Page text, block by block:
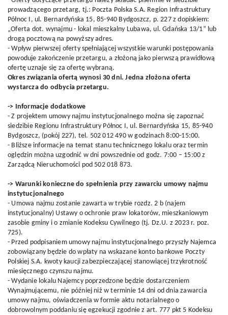
prowadzącego przetarg, tj.: Poczta Polska S.A. Region Infrastruktury
Północ I, ul. Bernardyńska 15, 85-940 Bydgoszcz, p. 227 z dopiskiem:
„Oferta dot. wynajmu - lokal mieszkalny Lubawa, ul. Gdańska 13/1” lub
drogą pocztową na powyższy adres.
- Wpływ pierwszej oferty spełniającej wszystkie warunki postępowania
powoduje zakończenie przetargu, a złożoną jako pierwszą prawidłową
ofertę uznaje się za ofertę wybraną.
Okres związania ofertą wynosi 30 dni. Jedna złożona oferta
wystarcza do odbycia przetargu.
-> Informacje dodatkowe
- Z projektem umowy najmu instytucjonalnego można się zapoznać
siedzibie Regionu Infrastruktury Północ I, ul. Bernardyńska 15, 85-940
Bydgoszcz, (pokój 227), tel. 502 012 490 w godzinach 8:00-15:00.
- Bliższe informacje na temat stanu technicznego lokalu oraz termin
oględzin można uzgodnić w dni powszednie od godz. 7:00 – 15:00 z
Zarządcą Nieruchomości pod 502 018 873.
-> Warunki konieczne do spełnienia przy zawarciu umowy najmu
instytucjonalnego
- Umowa najmu zostanie zawarta w trybie rozdz. 2 b (najem
instytucjonalny) Ustawy o ochronie praw lokatorów, mieszkaniowym
zasobie gminy i o zmianie Kodeksu Cywilnego (tj. Dz.U. z 2023 r. poz.
725).
- Przed podpisaniem umowy najmu instytucjonalnego przyszły Najemca
zobowiązany będzie do wpłaty na wskazane konto bankowe Poczty
Polskiej S.A. kwoty kaucji zabezpieczającej stanowiącej trzykrotność
miesięcznego czynszu najmu.
- Wydanie lokalu Najemcy poprzedzone będzie dostarczeniem
Wynajmującemu, nie później niż w terminie 14 dni od dnia zawarcia
umowy najmu, oświadczenia w formie aktu notarialnego o
dobrowolnym poddaniu się egzekucji zgodnie z art. 777 pkt 5 Kodeksu